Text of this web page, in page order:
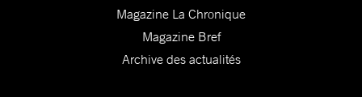
Magazine La Chronique
Magazine Bref
Archive des actualités